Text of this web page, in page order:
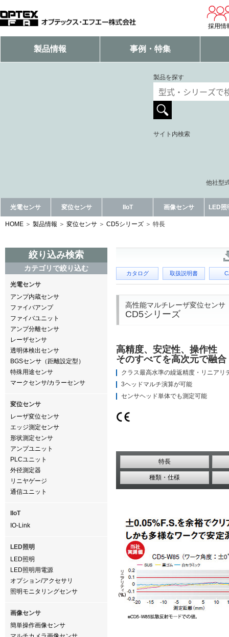
採用情
製品情報 事例・特集
製品を探す
サイト内検索
他社型
光電センサ 変位センサ IIoT 画像センサ LED照
HOME 製品情報 変位センサ CD5シリーズ 特長
絞り込み検索
カテゴリで絞り込む
光電センサ
アンプ内蔵センサ
ファイバアンプ
ファイバユニット
アンプ分離センサ
レーザセンサ
透明体検出センサ
BGSセンサ（距離設定型）
特殊用途センサ
マークセンサ/カラーセンサ
変位センサ
レーザ変位センサ
エッジ測定センサ
形状測定センサ
アンプユニット
PLCユニット
外径測定器
リニヤゲージ
通信ユニット
IIoT
IO-Link
LED照明
LED照明
LED照明用電源
オプション/アクセサリ
照明モニタリングセンサ
画像センサ
簡単操作画像センサ
カタログ 取扱説明書
高性能マルチレーザ変位センサ
CD5シリーズ
高精度、安定性、操作性
そのすべてを高次元で融合
クラス最高水準の繰返精度・リニアリ
3ヘッドマルチ演算が可能
センサヘッド単体でも測定可能
特長
種類・仕様